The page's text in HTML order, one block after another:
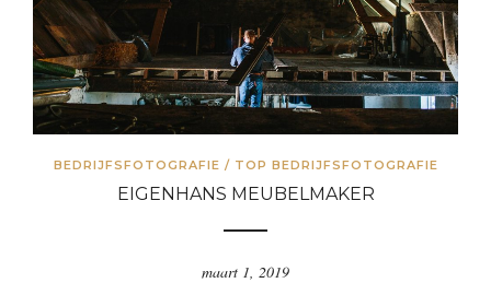
BEDRIJFSFOTOGRAFIE / TOP BEDRIJFSFOTOGRAFIE
EIGENHANS MEUBELMAKER
maart 1, 2019